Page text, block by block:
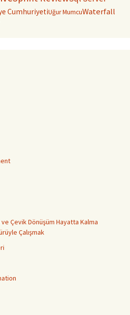
CumhuriyetiUğur MumcuWaterfall
Çevik Dönüşüm Hayatta Kalma
Çalışmak